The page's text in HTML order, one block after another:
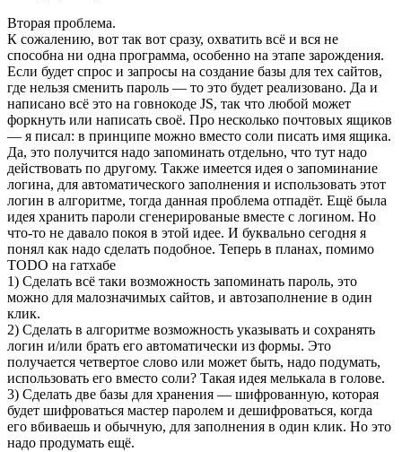
Вторая проблема.
К сожалению, вот так вот сразу, охватить всё и вся не
способна ни одна программа, особенно на этапе зарождения.
Если будет спрос и запросы на создание базы для тех сайтов,
где нельзя сменить пароль — то это будет реализовано. Да и
написано всё это на говнокоде JS, так что любой может
форкнуть или написать своё. Про несколько почтовых ящиков
— я писал: в принципе можно вместо соли писать имя ящика.
Да, это получится надо запоминать отдельно, что тут надо
действовать по другому. Также имеется идея о запоминание
логина, для автоматического заполнения и использовать этот
логин в алгоритме, тогда данная проблема отпадёт. Ещё была
идея хранить пароли сгенерированые вместе с логином. Но
что-то не давало покоя в этой идее. И буквально сегодня я
понял как надо сделать подобное. Теперь в планах, помимо
TODO на гатхабе
1) Сделать всё таки возможность запоминать пароль, это
можно для малозначимых сайтов, и автозаполнение в один
клик.
2) Сделать в алгоритме возможность указывать и сохранять
логин и/или брать его автоматически из формы. Это
получается четвертое слово или может быть, надо подумать,
использовать его вместо соли? Такая идея мелькала в голове.
3) Сделать две базы для хранения — шифрованную, которая
будет шифроваться мастер паролем и дешифроваться, когда
его вбиваешь и обычную, для заполнения в один клик. Но это
надо продумать ещё.